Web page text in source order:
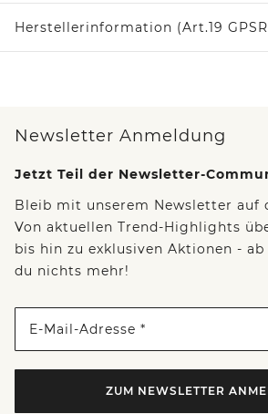
Herstellerinformation (Art.19
Newsletter Anmeldung
Jetzt Teil der Newsletter-
Bleib mit unserem Newsletter auf
Von aktuellen Trend-Highlights
bis hin zu exklusiven Aktionen -
du nichts mehr!
E-Mail-Adresse *
ZUM NEWSLETTER